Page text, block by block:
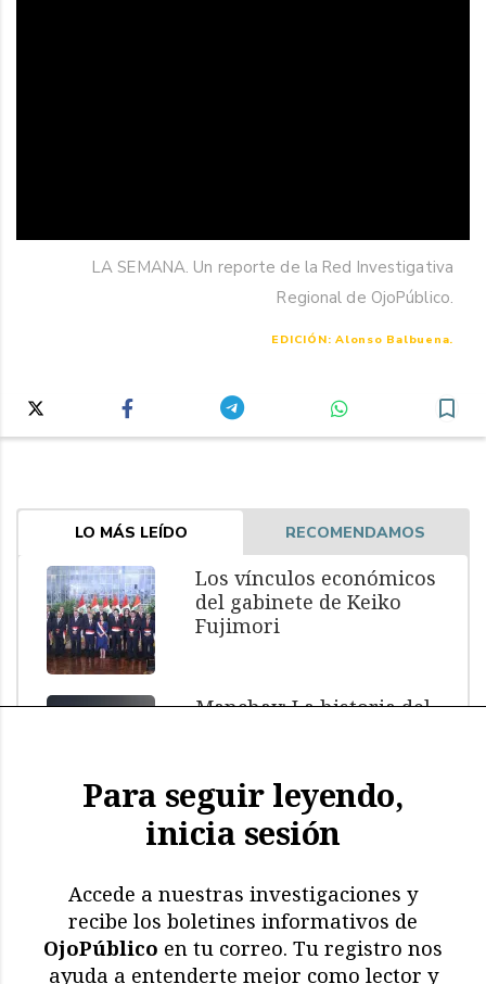
LA SEMANA. Un reporte de la Red Investigativa
Regional de OjoPúblico.
EDICIÓN: Alonso Balbuena.
LO MÁS LEÍDO RECOMENDAMOS
Los vínculos económicos
del gabinete de Keiko
Fujimori
Manchay: La historia del
El impacto de El Niño: más
mamíferos marinos
muertos
Memoria en riesgo:
Para seguir leyendo,
inicia sesión
Accede a nuestras investigaciones y
recibe los boletines informativos de
OjoPúblico en tu correo. Tu registro nos
ayuda a entenderte mejor como lector y